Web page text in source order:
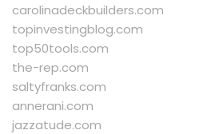
carolinadeckbuilders.com
topinvestingblog.com
top50tools.com
the-rep.com
saltyfranks.com
annerani.com
jazzatude.com